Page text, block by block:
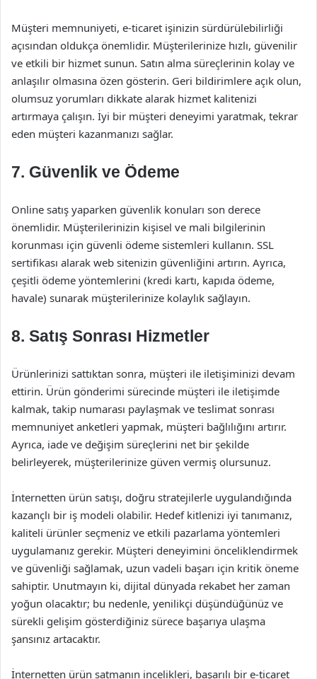
Müşteri memnuniyeti, e-ticaret işinizin sürdürülebilirliği
açısından oldukça önemlidir. Müşterilerinize hızlı, güvenilir
ve etkili bir hizmet sunun. Satın alma süreçlerinin kolay ve
anlaşılır olmasına özen gösterin. Geri bildirimlere açık olun,
olumsuz yorumları dikkate alarak hizmet kalitenizi
artırmaya çalışın. İyi bir müşteri deneyimi yaratmak, tekrar
eden müşteri kazanmanızı sağlar.
7. Güvenlik ve Ödeme
Online satış yaparken güvenlik konuları son derece
önemlidir. Müşterilerinizin kişisel ve mali bilgilerinin
korunması için güvenli ödeme sistemleri kullanın. SSL
sertifikası alarak web sitenizin güvenliğini artırın. Ayrıca,
çeşitli ödeme yöntemlerini (kredi kartı, kapıda ödeme,
havale) sunarak müşterilerinize kolaylık sağlayın.
8. Satış Sonrası Hizmetler
Ürünlerinizi sattıktan sonra, müşteri ile iletişiminizi devam
ettirin. Ürün gönderimi sürecinde müşteri ile iletişimde
kalmak, takip numarası paylaşmak ve teslimat sonrası
memnuniyet anketleri yapmak, müşteri bağlılığını artırır.
Ayrıca, iade ve değişim süreçlerini net bir şekilde
belirleyerek, müşterilerinize güven vermiş olursunuz.
İnternetten ürün satışı, doğru stratejilerle uygulandığında
kazançlı bir iş modeli olabilir. Hedef kitlenizi iyi tanımanız,
kaliteli ürünler seçmeniz ve etkili pazarlama yöntemleri
uygulamanız gerekir. Müşteri deneyimini önceliklendirmek
ve güvenliği sağlamak, uzun vadeli başarı için kritik öneme
sahiptir. Unutmayın ki, dijital dünyada rekabet her zaman
yoğun olacaktır; bu nedenle, yenilikçi düşündüğünüz ve
sürekli gelişim gösterdiğiniz sürece başarıya ulaşma
şansınız artacaktır.
İnternetten ürün satmanın incelikleri, başarılı bir e-ticaret